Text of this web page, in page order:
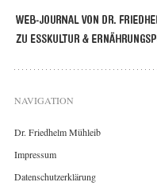
NAVIGATION
Dr. Friedhelm Mühleib
Impressum
Datenschutzerklärung